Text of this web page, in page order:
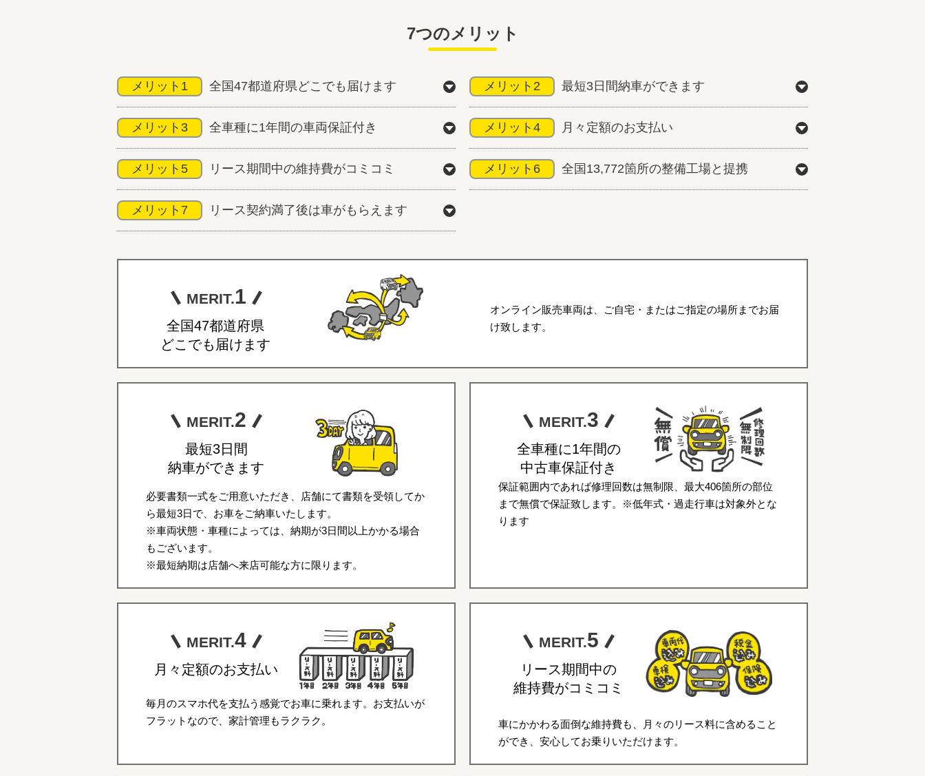
7つのメリット
メリット1 全国47都道府県どこでも届けます メリット2 最短3日間納車ができます
メリット3 全車種に1年間の車両保証付き メリット4 月々定額のお支払い
メリット5 リース期間中の維持費がコミコミ メリット6 全国13,772箇所の整備工場と提携
メリット7 リース契約満了後は車がもらえます
MERIT.1
全国47都道府県
どこでも届けます
オンライン販売車両は、ご自宅・またはご指定の場所までお届
け致します。
MERIT.2
最短3日間
納車ができます
必要書類一式をご用意いただき、店舗にて書類を受領してか
ら最短3日で、お車をご納車いたします。
※車両状態・車種によっては、納期が3日間以上かかる場合
もございます。
※最短納期は店舗へ来店可能な方に限ります。
MERIT.3
全車種に1年間の
中古車保証付き
保証範囲内であれば修理回数は無制限、最大406箇所の部位
まで無償で保証致します。※低年式・過走行車は対象外とな
ります
MERIT.4
月々定額のお支払い
毎月のスマホ代を支払う感覚でお車に乗れます。お支払いが
フラットなので、家計管理もラクラク。
MERIT.5
リース期間中の
維持費がコミコミ
車にかかわる面倒な維持費も、月々のリース料に含めること
ができ、安心してお乗りいただけます。